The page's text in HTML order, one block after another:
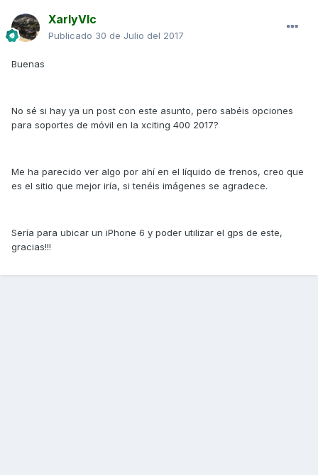
XarlyVlc
Publicado 30 de Julio del 2017
Buenas
No sé si hay ya un post con este asunto, pero sabéis opciones
para soportes de móvil en la xciting 400 2017?
Me ha parecido ver algo por ahí en el líquido de frenos, creo que
es el sitio que mejor iría, si tenéis imágenes se agradece.
Sería para ubicar un iPhone 6 y poder utilizar el gps de este,
gracias!!!